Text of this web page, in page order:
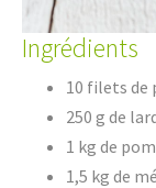
Ingrédients
10 filets
250 g de
1 kg de
1,5 kg de